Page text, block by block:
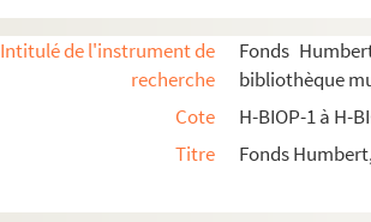
Intitulé de l'instrument de
recherche
Fonds
bibliothèque
Cote
H-BIOP-1 à H-
Titre
Fonds
H-BIOP-9-4-10. Cardinal Richelieu
H-BIOP-9-4-11. Cardinal Richelieu
H-BIOP-9-4-12. Cardinal Richelieu
H-BIOP-9-4-14. Monseigneur Jean
H-BIOP-9-4-15. Cardinal de Rohan